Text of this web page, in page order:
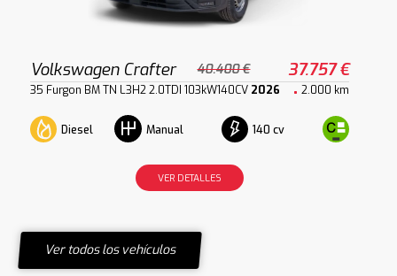
Volkswagen Crafter 40.400 € 37.757 €
35 Furgon BM TN L3H2 2.0TDI 103kW140CV 2026 2.000 km
Diesel Manual 140 cv
VER DETALLES
Ver todos los vehículos